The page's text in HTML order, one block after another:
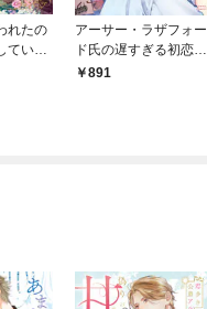
れたの
ていた
かりま
アーサー・ラザフォー
ド氏の遅すぎる初恋
【コミックス版】【電
891